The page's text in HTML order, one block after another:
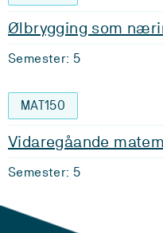
Ølbrygging som
Semester: 5
MAT150
Vidaregåande
Semester: 5